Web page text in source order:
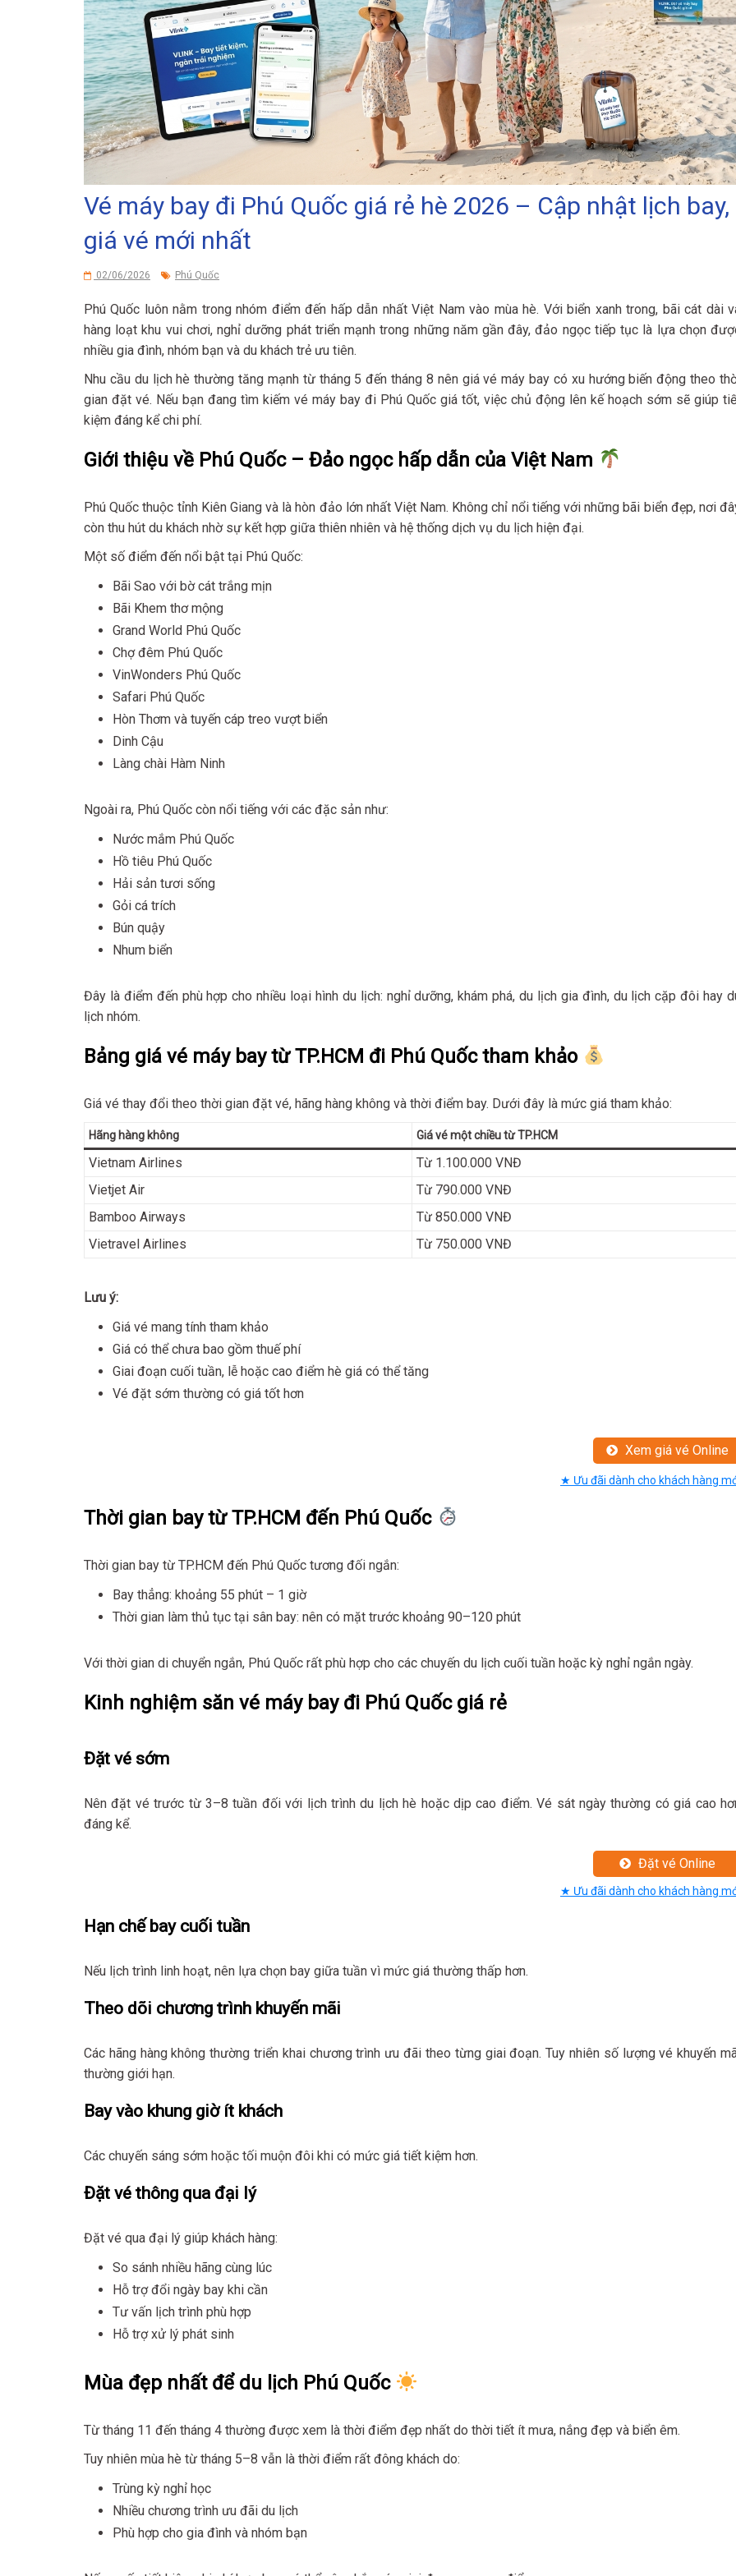
Vé máy bay đi Phú Quốc giá rẻ hè 2026 – Cập nhật lịch bay,
giá vé mới nhất
02/06/2026 Phú Quốc
Phú Quốc luôn nằm trong nhóm điểm đến hấp dẫn nhất Việt Nam vào mùa hè. Với biển xanh trong, bãi cát dài
hàng loạt khu vui chơi, nghỉ dưỡng phát triển mạnh trong những năm gần đây, đảo ngọc tiếp tục là lựa chọn
nhiều gia đình, nhóm bạn và du khách trẻ ưu tiên.
Nhu cầu du lịch hè thường tăng mạnh từ tháng 5 đến tháng 8 nên giá vé máy bay có xu hướng biến động theo
gian đặt vé. Nếu bạn đang tìm kiếm vé máy bay đi Phú Quốc giá tốt, việc chủ động lên kế hoạch sớm sẽ giúp
kiệm đáng kể chi phí.
Giới thiệu về Phú Quốc – Đảo ngọc hấp dẫn của Việt Nam
Phú Quốc thuộc tỉnh Kiên Giang và là hòn đảo lớn nhất Việt Nam. Không chỉ nổi tiếng với những bãi biển đẹp, nơi
còn thu hút du khách nhờ sự kết hợp giữa thiên nhiên và hệ thống dịch vụ du lịch hiện đại.
Một số điểm đến nổi bật tại Phú Quốc:
Bãi Sao với bờ cát trắng mịn
Bãi Khem thơ mộng
Grand World Phú Quốc
Chợ đêm Phú Quốc
VinWonders Phú Quốc
Safari Phú Quốc
Hòn Thơm và tuyến cáp treo vượt biển
Dinh Cậu
Làng chài Hàm Ninh
Ngoài ra, Phú Quốc còn nổi tiếng với các đặc sản như:
Nước mắm Phú Quốc
Hồ tiêu Phú Quốc
Hải sản tươi sống
Gỏi cá trích
Bún quậy
Nhum biển
Đây là điểm đến phù hợp cho nhiều loại hình du lịch: nghỉ dưỡng, khám phá, du lịch gia đình, du lịch cặp đôi hay
lịch nhóm.
Bảng giá vé máy bay từ TP.HCM đi Phú Quốc tham khảo
Giá vé thay đổi theo thời gian đặt vé, hãng hàng không và thời điểm bay. Dưới đây là mức giá tham khảo:
Hãng hàng không Giá vé một chiều từ TP.HCM
Vietnam Airlines
Từ 1.100.000 VNĐ
Vietjet Air
Từ 790.000 VNĐ
Bamboo Airways
Từ 850.000 VNĐ
Vietravel Airlines
Từ 750.000 VNĐ
Lưu ý:
Giá vé mang tính tham khảo
Giá có thể chưa bao gồm thuế phí
Giai đoạn cuối tuần, lễ hoặc cao điểm hè giá có thể tăng
Vé đặt sớm thường có giá tốt hơn
Xem giá vé Online
★ Ưu đãi dành cho khách hàng
Thời gian bay từ TP.HCM đến Phú Quốc
Thời gian bay từ TP.HCM đến Phú Quốc tương đối ngắn:
Bay thẳng: khoảng 55 phút – 1 giờ
Thời gian làm thủ tục tại sân bay: nên có mặt trước khoảng 90–120 phút
Với thời gian di chuyển ngắn, Phú Quốc rất phù hợp cho các chuyến du lịch cuối tuần hoặc kỳ nghỉ ngắn ngày.
Kinh nghiệm săn vé máy bay đi Phú Quốc giá rẻ
Đặt vé sớm
Nên đặt vé trước từ 3–8 tuần đối với lịch trình du lịch hè hoặc dịp cao điểm. Vé sát ngày thường có giá cao
đáng kể.
Đặt vé Online
★ Ưu đãi dành cho khách hàng
Hạn chế bay cuối tuần
Nếu lịch trình linh hoạt, nên lựa chọn bay giữa tuần vì mức giá thường thấp hơn.
Theo dõi chương trình khuyến mãi
Các hãng hàng không thường triển khai chương trình ưu đãi theo từng giai đoạn. Tuy nhiên số lượng vé khuyến
thường giới hạn.
Bay vào khung giờ ít khách
Các chuyến sáng sớm hoặc tối muộn đôi khi có mức giá tiết kiệm hơn.
Đặt vé thông qua đại lý
Đặt vé qua đại lý giúp khách hàng:
So sánh nhiều hãng cùng lúc
Hỗ trợ đổi ngày bay khi cần
Tư vấn lịch trình phù hợp
Hỗ trợ xử lý phát sinh
Mùa đẹp nhất để du lịch Phú Quốc
Từ tháng 11 đến tháng 4 thường được xem là thời điểm đẹp nhất do thời tiết ít mưa, nắng đẹp và biển êm.
Tuy nhiên mùa hè từ tháng 5–8 vẫn là thời điểm rất đông khách do:
Trùng kỳ nghỉ học
Nhiều chương trình ưu đãi du lịch
Phù hợp cho gia đình và nhóm bạn